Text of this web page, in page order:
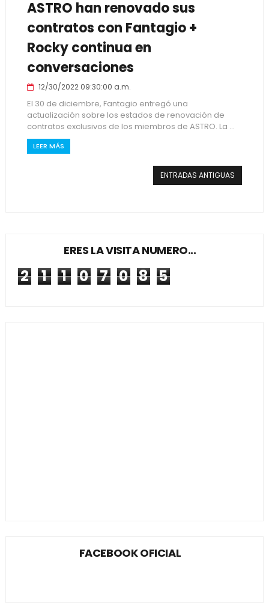
ASTRO han renovado sus
contratos con Fantagio +
Rocky continua en
conversaciones
12/30/2022 09:30:00 a.m.
El 30 de diciembre, Fantagio entregó una
actualización sobre los estados de renovación de
contratos exclusivos de los miembros de ASTRO. La ...
LEER MÁS
ENTRADAS ANTIGUAS
ERES LA VISITA NUMERO...
2 1 1 0 7 0 8 5
FACEBOOK OFICIAL